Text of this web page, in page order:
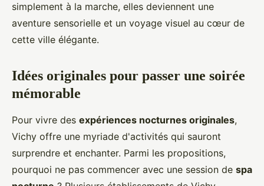
simplement à la marche, elles deviennent une
aventure sensorielle et un voyage visuel au cœur de
cette ville élégante.
Idées originales pour passer une soirée
mémorable
Pour vivre des expériences nocturnes originales,
Vichy offre une myriade d'activités qui sauront
surprendre et enchanter. Parmi les propositions,
pourquoi ne pas commencer avec une session de spa